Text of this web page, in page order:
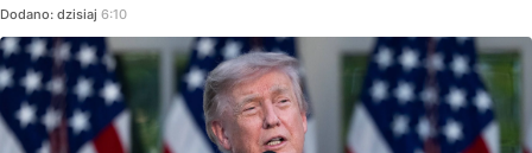
Dodano: dzisiaj 6:10